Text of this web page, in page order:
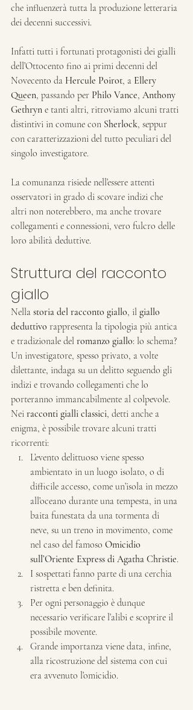
che influenzerà tutta la produzione letteraria
dei decenni successivi.
Infatti tutti i fortunati protagonisti dei gialli
dell’Ottocento fino ai primi decenni del
Novecento da Hercule Poirot, a Ellery
Queen, passando per Philo Vance, Anthony
Gethryn e tanti altri, ritroviamo alcuni tratti
distintivi in comune con Sherlock, seppur
con caratterizzazioni del tutto peculiari del
singolo investigatore.
La comunanza risiede nell’essere attenti
osservatori in grado di scovare indizi che
altri non noterebbero, ma anche trovare
collegamenti e connessioni, vero fulcro delle
loro abilità deduttive.
Struttura del racconto
giallo
Nella storia del racconto giallo, il giallo
deduttivo rappresenta la tipologia più antica
e tradizionale del romanzo giallo: lo schema?
Un investigatore, spesso privato, a volte
dilettante, indaga su un delitto seguendo gli
indizi e trovando collegamenti che lo
porteranno immancabilmente al colpevole.
Nei racconti gialli classici, detti anche a
enigma, è possibile trovare alcuni tratti
ricorrenti:
L’evento delittuoso viene spesso
ambientato in un luogo isolato, o di
difficile accesso, come un’isola in mezzo
all’oceano durante una tempesta, in una
baita funestata da una tormenta di
neve, su un treno in movimento, come
nel caso del famoso Omicidio
sull’Oriente Express di Agatha Christie.
I sospettati fanno parte di una cerchia
ristretta e ben definita.
Per ogni personaggio è dunque
necessario verificare l’alibi e scoprire il
possibile movente.
Grande importanza viene data, infine,
alla ricostruzione del sistema con cui
era avvenuto l’omicidio.